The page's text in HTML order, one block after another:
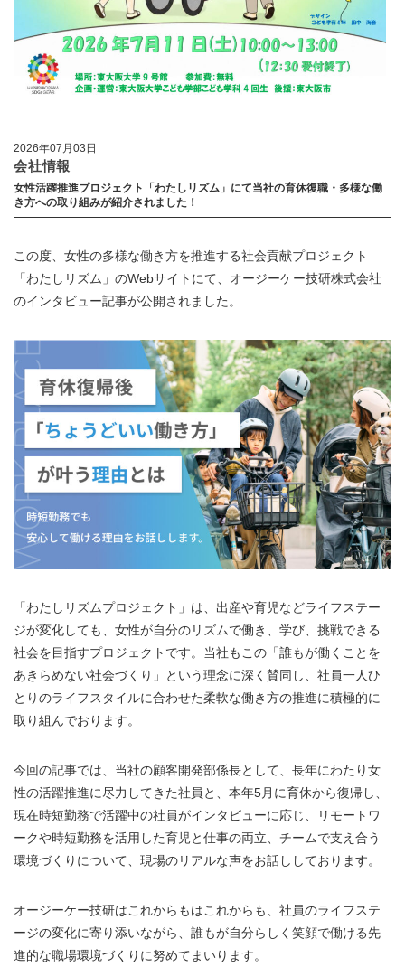
2026年07月03日
会社情報
女性活躍推進プロジェクト「わたしリズム」にて当社の育休復職・多様な働
き方への取り組みが紹介されました！
この度、女性の多様な働き方を推進する社会貢献プロジェクト
「わたしリズム」のWebサイトにて、オージーケー技研株式会社
のインタビュー記事が公開されました。
「わたしリズムプロジェクト」は、出産や育児などライフステー
ジが変化しても、女性が自分のリズムで働き、学び、挑戦できる
社会を目指すプロジェクトです。当社もこの「誰もが働くことを
あきらめない社会づくり」という理念に深く賛同し、社員一人ひ
とりのライフスタイルに合わせた柔軟な働き方の推進に積極的に
取り組んでおります。
今回の記事では、当社の顧客開発部係長として、長年にわたり女
性の活躍推進に尽力してきた社員と、本年5月に育休から復帰し、
現在時短勤務で活躍中の社員がインタビューに応じ、リモートワ
ークや時短勤務を活用した育児と仕事の両立、チームで支え合う
環境づくりについて、現場のリアルな声をお話ししております。
オージーケー技研はこれからもはこれからも、社員のライフステ
ージの変化に寄り添いながら、誰もが自分らしく笑顔で働ける先
進的な職場環境づくりに努めてまいります。